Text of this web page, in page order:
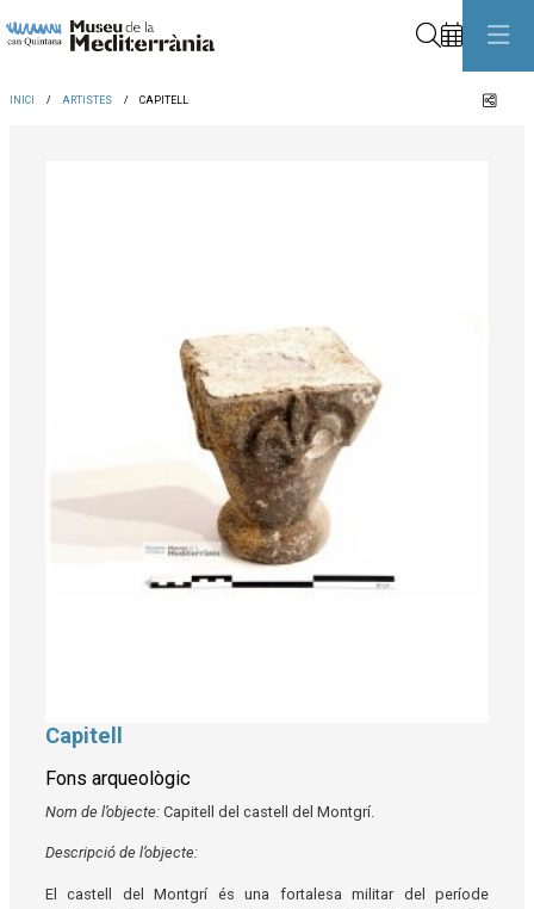
INICI ARTISTES CAPITELL
Diapositiva 1 de 1
Capitell
Fons arqueològic
Nom de l’objecte: Capitell del castell del Montgrí.
Descripció de l’objecte:
El castell del Montgrí és una fortalesa militar del període